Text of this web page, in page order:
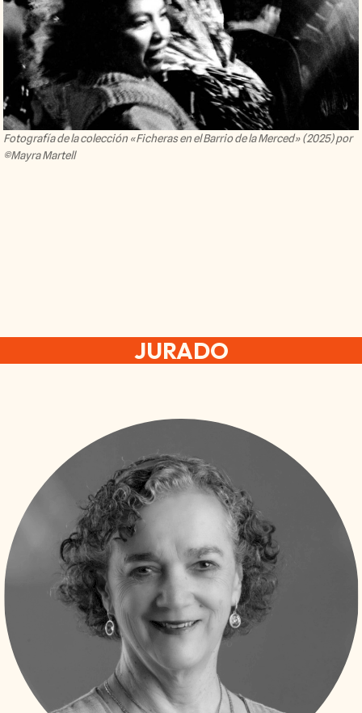
Fotografía de la colección «Ficheras en el Barrio de la Merced» (2025) por
©Mayra Martell
JURADO